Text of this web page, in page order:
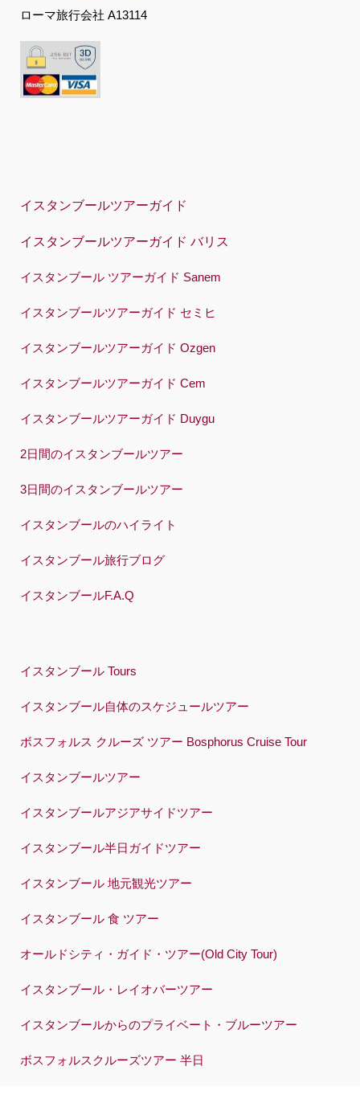
日本語
한국어
Polski
Swedish
Türkçe
Український
Việt
ローマ旅行会社 A13114
イスタンブールツアーガイド
イスタンブールツアーガイド バリス
イスタンブール ツアーガイド Sanem
イスタンブールツアーガイド セミヒ
イスタンブールツアーガイド Ozgen
イスタンブールツアーガイド Cem
イスタンブールツアーガイド Duygu
2日間のイスタンブールツアー
3日間のイスタンブールツアー
イスタンブールのハイライト
イスタンブール旅行ブログ
イスタンブールF.A.Q
イスタンブール Tours
イスタンブール自体のスケジュールツアー
ボスフォルス クルーズ ツアー Bosphorus Cruise Tour
イスタンブールツアー
イスタンブールアジアサイドツアー
イスタンブール半日ガイドツアー
イスタンブール 地元観光ツアー
イスタンブール 食 ツアー
オールドシティ・ガイド・ツアー(Old City Tour)
イスタンブール・レイオバーツアー
イスタンブールからのプライベート・ブルーツアー
ボスフォルスクルーズツアー 半日